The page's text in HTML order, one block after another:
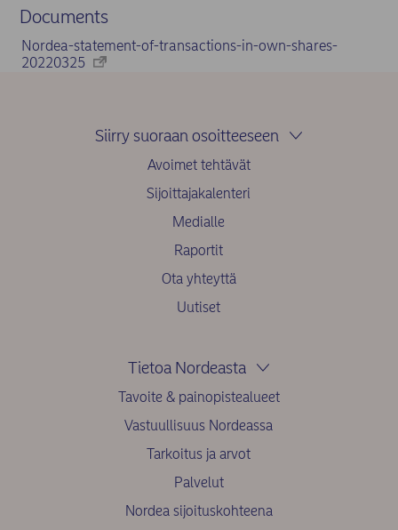
Documents
Nordea-statement-of-transactions-in-own-shares-
20220325
Siirry suoraan osoitteeseen
Avoimet tehtävät
Sijoittajakalenteri
Medialle
Raportit
Ota yhteyttä
Uutiset
Tietoa Nordeasta
Tavoite & painopistealueet
Vastuullisuus Nordeassa
Tarkoitus ja arvot
Palvelut
Nordea sijoituskohteena